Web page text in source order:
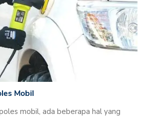
Mobil
mobil, ada beberapa hal yang